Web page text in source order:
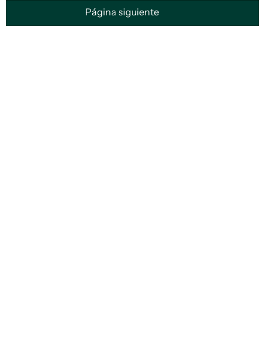
Página siguiente